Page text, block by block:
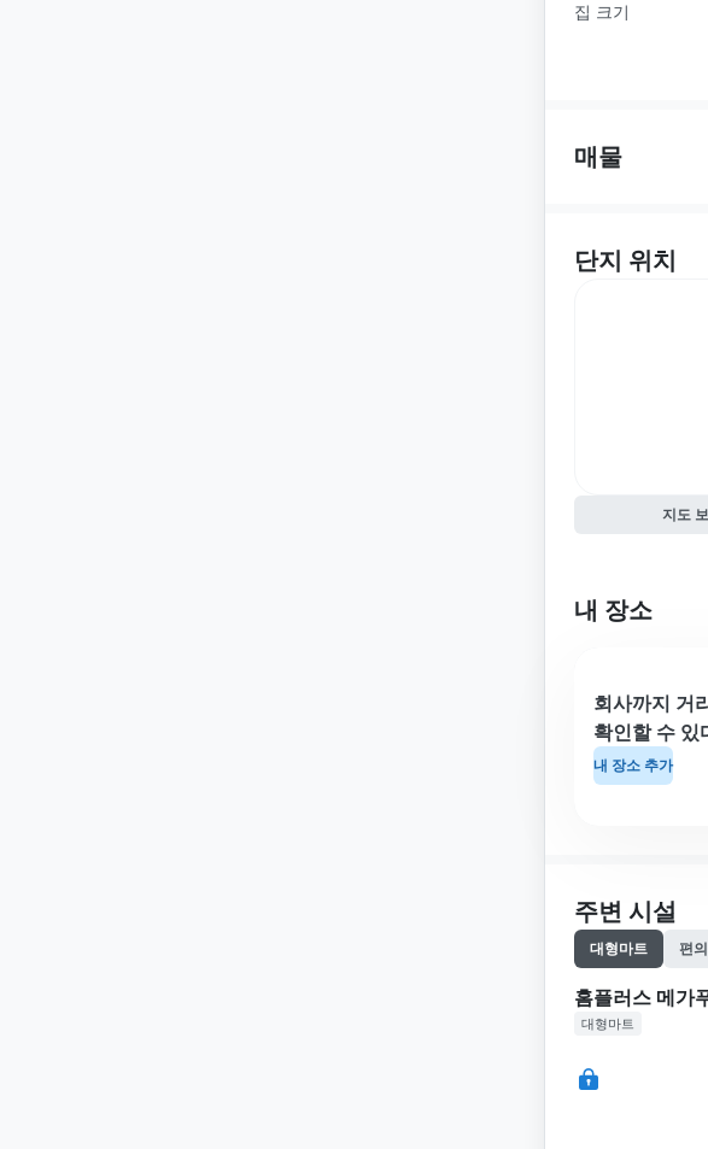
집 크기
매물
단지 위치
지도
내 장소
회사까지 거
확인할 수 있
내 장소 추가
주변 시설
대형마트 편
홈플러스 메가
대형마트